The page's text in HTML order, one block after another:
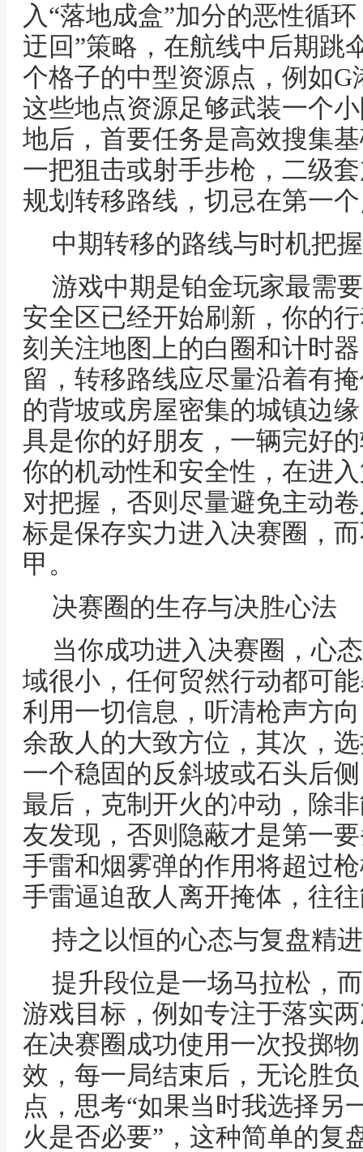
入“落地成盒”加分的恶性循
迂回”策略，在航线中后期跳
个格子的中型资源点，例如
这些地点资源足够武装一个
地后，首要任务是高效搜集
一把狙击或射手步枪，二级
规划转移路线，切忌在第一
中期转移的路线与时机把握
游戏中期是铂金玩家最需
安全区已经开始刷新，你的
刻关注地图上的白圈和计时
留，转移路线应尽量沿着有
的背坡或房屋密集的城镇边
具是你的好朋友，一辆完好
你的机动性和安全性，在进
对把握，否则尽量避免主动
标是保存实力进入决赛圈，
甲。
决赛圈的生存与决胜心法
当你成功进入决赛圈，心
域很小，任何贸然行动都可
利用一切信息，听清枪声方
余敌人的大致方位，其次，
一个稳固的反斜坡或石头后
最后，克制开火的冲动，除
友发现，否则隐蔽才是第一
手雷和烟雾弹的作用将超过
手雷逼迫敌人离开掩体，往
持之以恒的心态与复盘精进
提升段位是一场马拉松，
游戏目标，例如专注于落实
在决赛圈成功使用一次投掷
效，每一局结束后，无论胜
点，思考“如果当时我选择另
火是否必要”，这种简单的复